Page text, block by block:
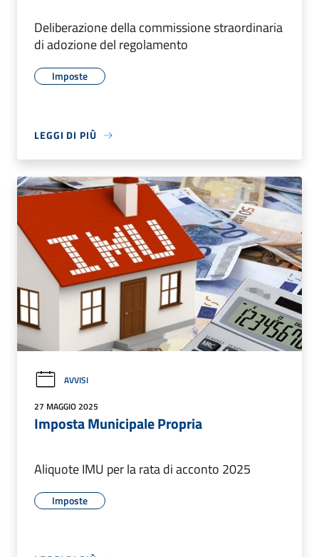
Deliberazione della commissione straordinaria
di adozione del regolamento
Imposte
LEGGI DI PIÙ
AVVISI
27 MAGGIO 2025
Imposta Municipale Propria
Aliquote IMU per la rata di acconto 2025
Imposte